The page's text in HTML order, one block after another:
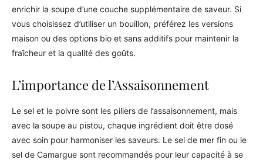
enrichir la soupe d’une couche supplémentaire de saveur. Si
vous choisissez d’utiliser un bouillon, préférez les versions
maison ou des options bio et sans additifs pour maintenir la
fraîcheur et la qualité des goûts.
L’importance de l’Assaisonnement
Le sel et le poivre sont les piliers de l’assaisonnement, mais
avec la soupe au pistou, chaque ingrédient doit être dosé
avec soin pour harmoniser les saveurs. Le sel de mer fin ou le
sel de Camargue sont recommandés pour leur capacité à se